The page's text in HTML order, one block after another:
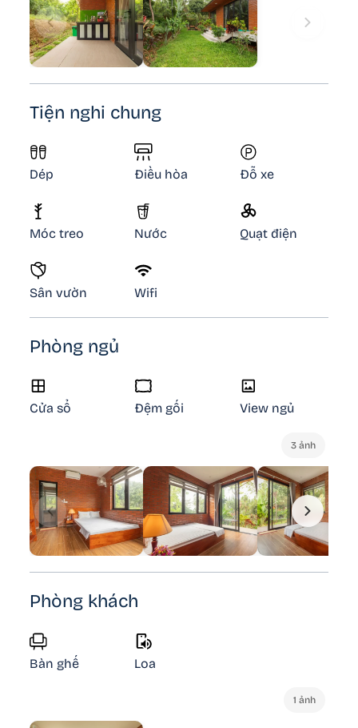
Tiện nghi chung
Dép Điều hòa Đỗ xe
Móc treo Nước Quạt điện
Sân vườn Wifi
Phòng ngủ
Cửa sổ Đệm gối View ngủ
3 ảnh
Phòng khách
Bàn ghế Loa
1 ảnh